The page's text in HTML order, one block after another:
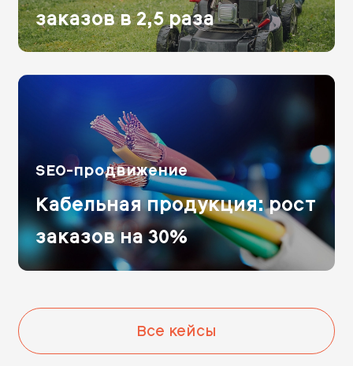
заказов в 2,5 раза
SEO-продвижение
Кабельная продукция: рост
заказов на 30%
Все кейсы